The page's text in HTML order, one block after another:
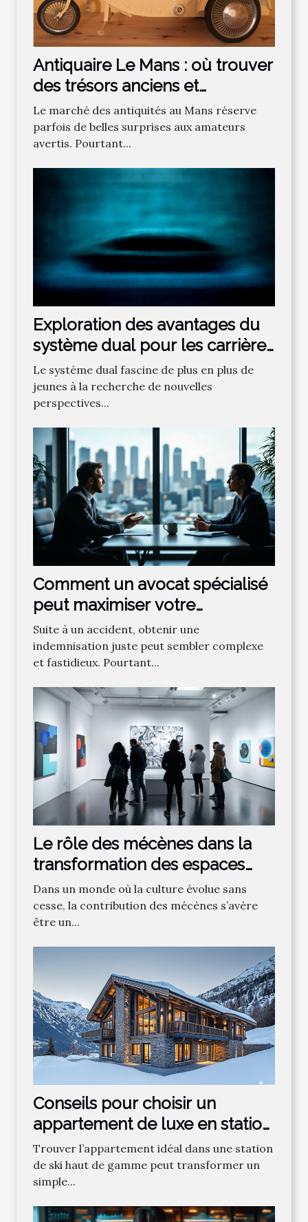
Antiquaire Le Mans : où trouver
des trésors anciens et
authentiques ?
Le marché des antiquités au Mans réserve
parfois de belles surprises aux amateurs
avertis. Pourtant...
Exploration des avantages du
système dual pour les carrières
futures
Le système dual fascine de plus en plus de
jeunes à la recherche de nouvelles
perspectives...
Comment un avocat spécialisé
peut maximiser votre
indemnisation après un
accident ?
Suite à un accident, obtenir une
indemnisation juste peut sembler complexe
et fastidieux. Pourtant...
Le rôle des mécènes dans la
transformation des espaces
culturels
Dans un monde où la culture évolue sans
cesse, la contribution des mécènes s’avère
être un...
Conseils pour choisir un
appartement de luxe en station
de ski
Trouver l’appartement idéal dans une station
de ski haut de gamme peut transformer un
simple...